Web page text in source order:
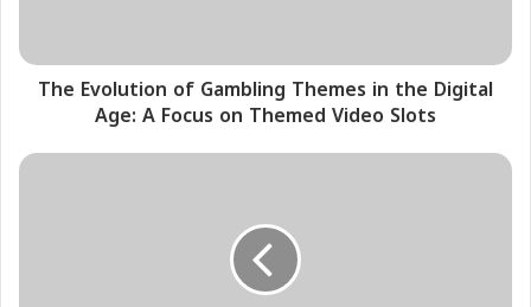
The Evolution of Gambling Themes in the Digital
Age: A Focus on Themed Video Slots